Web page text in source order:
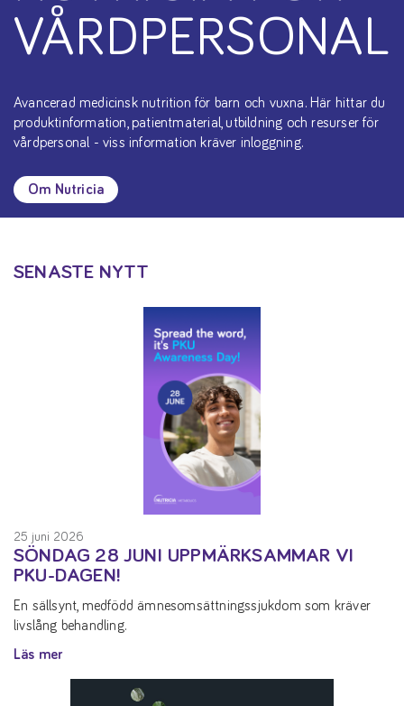
VÅRDPERSONAL
Avancerad medicinsk nutrition för barn och vuxna. Här hittar du
produktinformation, patientmaterial, utbildning och resurser för
vårdpersonal - viss information kräver inloggning.
Om Nutricia
SENASTE NYTT
25 juni 2026
SÖNDAG 28 JUNI UPPMÄRKSAMMAR VI
PKU-DAGEN!
En sällsynt, medfödd ämnesomsättningssjukdom som kräver
livslång behandling.
Läs mer